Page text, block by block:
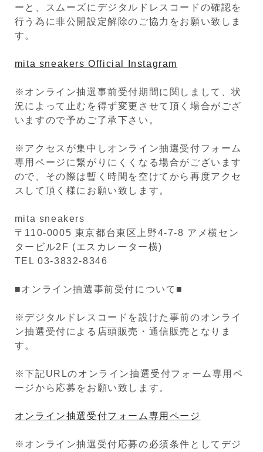
ーと、スムーズにデジタルドレスコードの確認を
行う為に非公開設定解除のご協力をお願い致しま
す。
mita sneakers Official Instagram
※オンライン抽選事前受付期間に関しまして、状
況によって止むを得ず変更させて頂く場合がござ
いますので予めご了承下さい。
※アクセスが集中しオンライン抽選受付フォーム
専用ページに繋がりにくくなる場合がございます
ので、その際は暫く時間を空けてから再度アクセ
スして頂く様にお願い致します。
mita sneakers
〒110-0005 東京都台東区上野4-7-8 アメ横セン
タービル2F (エスカレーター横)
TEL 03-3832-8346
■オンライン抽選事前受付について■
※デジタルドレスコードを設けた事前のオンライ
ン抽選受付による店頭販売・通信販売となりま
す。
※下記URLのオンライン抽選受付フォーム専用ペ
ージから応募をお願い致します。
オンライン抽選受付フォーム専用ページ
※オンライン抽選受付応募の必須条件としてデジ